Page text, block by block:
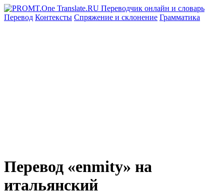
Перевод Контексты Спряжение и склонение Грамматика
Перевод «enmity» на
итальянский